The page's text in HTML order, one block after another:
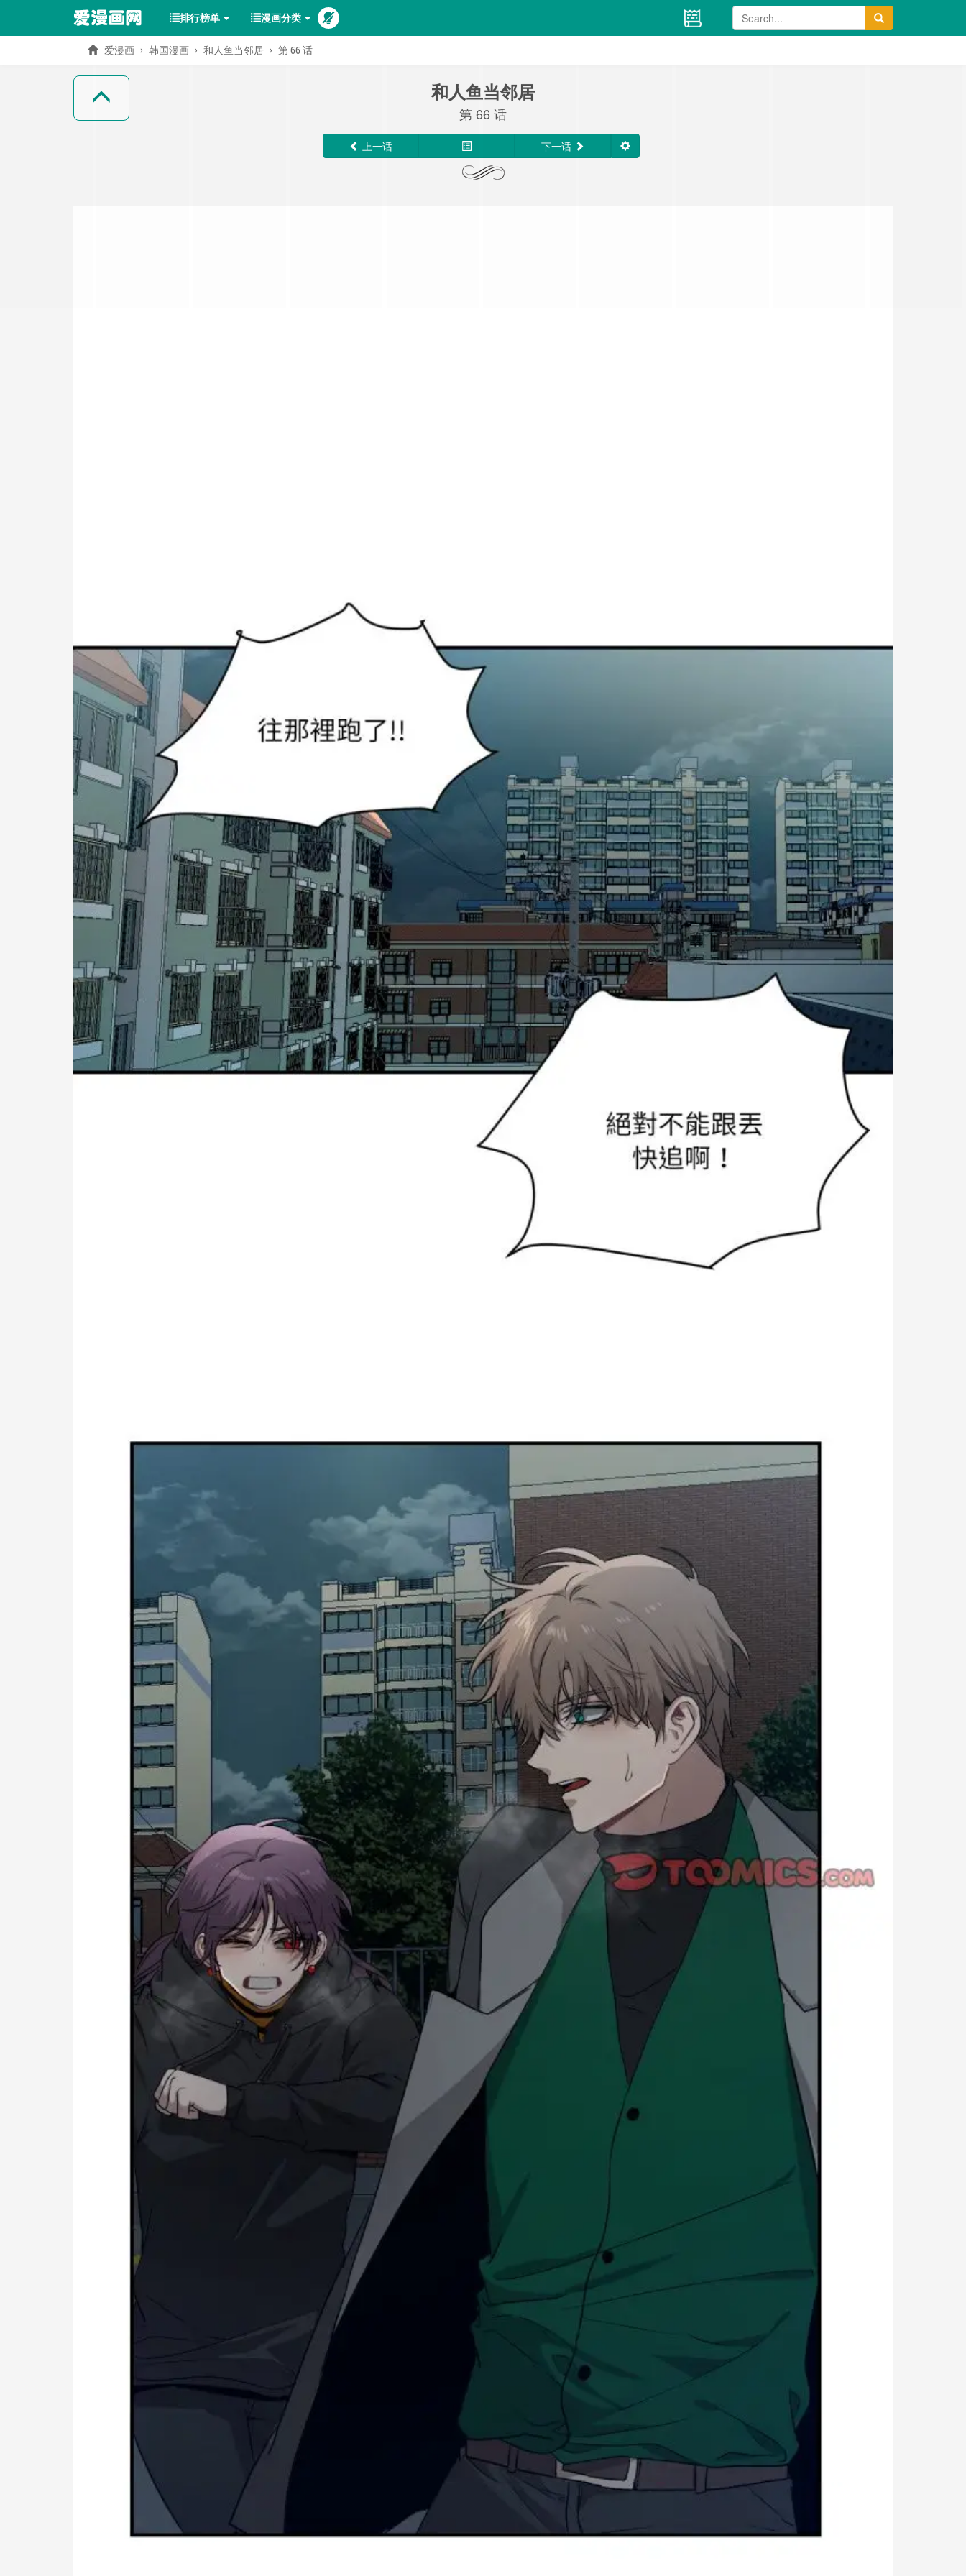
排行榜单 漫画分类
爱漫画 韩国漫画 和人鱼当邻居 第 66 话
和人鱼当邻居
第 66 话
上一话 下一话